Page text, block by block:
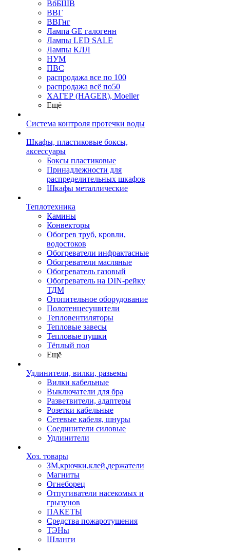
ВбБШВ
ВВГ
ВВГнг
Лампа GE галогенн
Лампы LED SALE
Лампы КЛЛ
НУМ
ПВС
распродажа все по 100
распродажа всё по50
ХАГЕР (HAGER), Moeller
Ещё
Система контроля протечки воды
Шкафы, пластиковые боксы,
аксессуары
Боксы пластиковые
Принадлежности для
распределительных шкафов
Шкафы металлические
Теплотехника
Камины
Конвекторы
Обогрев труб, кровли,
водостоков
Обогреватели инфрактасные
Обогреватели масляные
Обогреватель газовый
Обогреватель на DIN-рейку
ТДМ
Отопительное оборудование
Полотенцесушители
Тепловентиляторы
Тепловые завесы
Тепловые пушки
Тёплый пол
Ещё
Удлинители, вилки, разьемы
Вилки кабельные
Выключатели для бра
Разветвители, адаптеры
Розетки кабельные
Сетевые кабеля, шнуры
Соединители силовые
Удлинители
Хоз. товары
ЗМ,крючки,клей,держатели
Магниты
Огнеборец
Отпугиватели насекомых и
грызунов
ПАКЕТЫ
Средства пожаротушения
ТЭНы
Шланги